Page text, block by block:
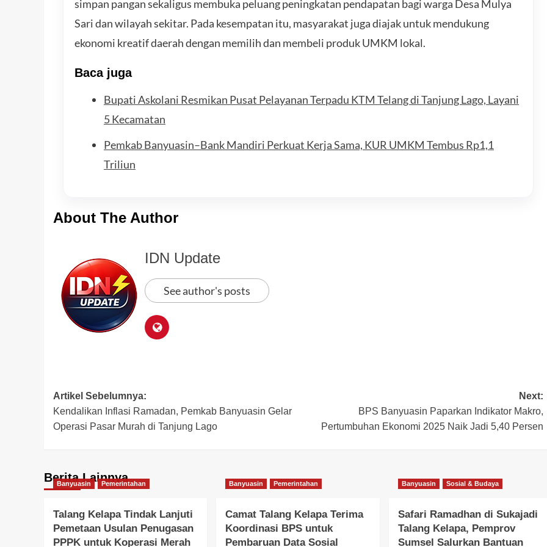
simpan pangan sekaligus membuka peluang peningkatan pendapatan bagi warga Desa Mulya
Sari dan wilayah sekitar. Pada kesempatan itu, masyarakat juga diajak untuk mendukung
ekonomi kreatif daerah dengan memilih dan membeli produk UMKM lokal.
Baca juga
Bupati Askolani Resmikan Pusat Pelayanan Terpadu KTM Telang di Tanjung Lago, Layani
5 Kecamatan
Pemkab Banyuasin–Bank Mandiri Perkuat Kerja Sama, KUR UMKM Tembus Rp1,1
Triliun
About The Author
IDN Update
See author's posts
Post
navigation
Artikel Sebelumnya:
Kendalikan Inflasi Ramadan, Pemkab Banyuasin Gelar
Operasi Pasar Murah di Tanjung Lago
Next:
BPS Banyuasin Paparkan Indikator Makro,
Pertumbuhan Ekonomi 2025 Naik Jadi 5,40 Persen
Berita Lainnya
Banyuasin Pemerintahan
Talang Kelapa Tindak Lanjuti
Pemetaan Usulan Penugasan
PPPK untuk Koperasi Merah
Banyuasin Pemerintahan
Camat Talang Kelapa Terima
Koordinasi BPS untuk
Pembaruan Data Sosial
Banyuasin Sosial & Budaya
Safari Ramadhan di Sukajadi
Talang Kelapa, Pemprov
Sumsel Salurkan Bantuan